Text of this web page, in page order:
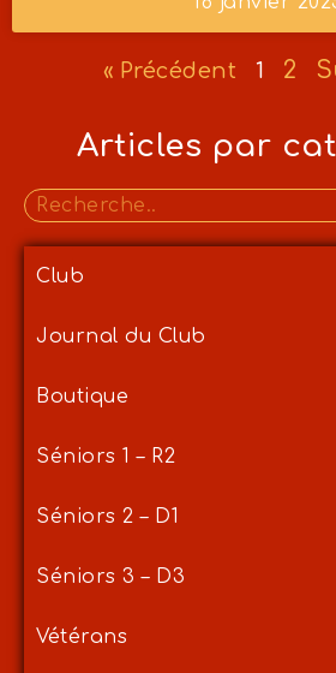
« Précédent 1 2
Articles par
Club
Journal du Club
Boutique
Séniors 1 – R2
Séniors 2 – D1
Séniors 3 – D3
Vétérans